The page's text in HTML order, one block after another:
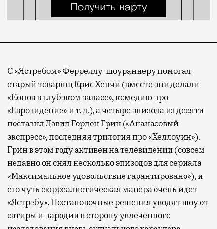
С «Ястребом» Ферреллу-шоураннеру помогал
старый товарищ Крис Хенчи (вместе они делали
«Копов в глубоком запасе», комедию про
«Евровидение» и т. д.), а четыре эпизода из десяти
поставил Дэвид Гордон Грин («Ананасовый
экспресс», последняя трилогия про «Хеллоуин»).
Грин в этом году активен на телевидении (совсем
недавно он снял несколько эпизодов для сериала
«Максимальное удовольствие гарантировано»), и
его чуть сюрреалистическая манера очень идет
«Ястребу». Постановочные решения уводят шоу от
сатиры и пародии в сторону увлеченного